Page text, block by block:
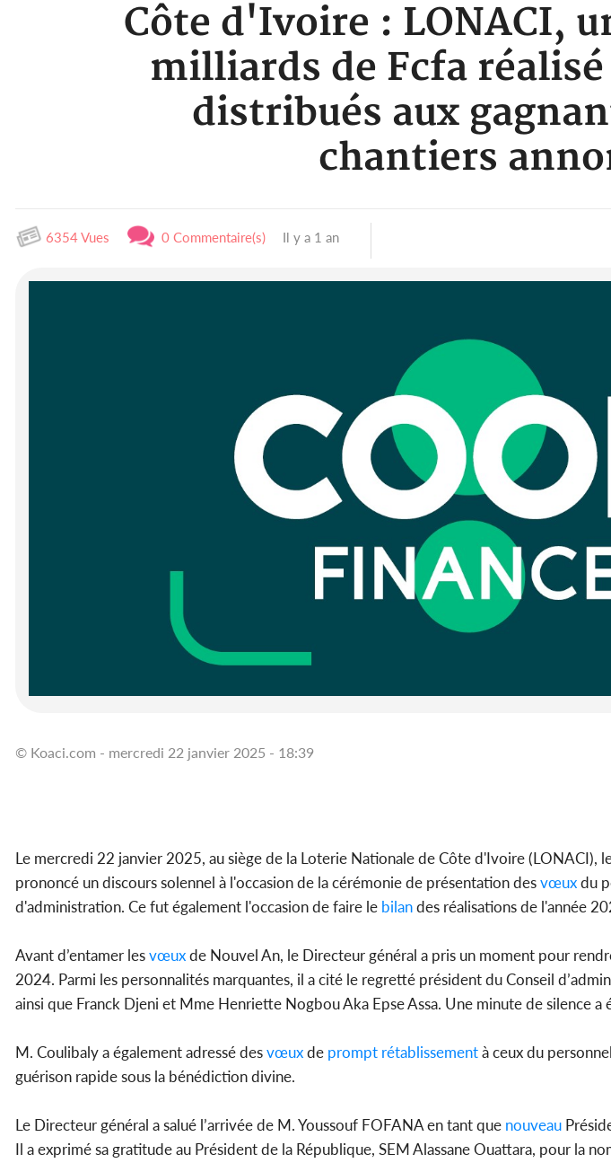
Côte d'Ivoire : LONACI,
milliards de Fcfa
distribués aux
chantiers
6354 Vues 0 Commentaire(s) Il y a 1 an
© Koaci.com - mercredi 22 janvier 2025 - 18:39
Le mercredi 22 janvier 2025, au siège de la Loterie Nationale de Côte d'Ivoire (LONACI),
prononcé un discours solennel à l'occasion de la cérémonie de présentation desvœuxdu
d'administration. Ce fut également l'occasion de faire le bilandes réalisations de l'année
Avant d’entamer lesvœuxde Nouvel An, le Directeur général a pris un moment pour
2024. Parmi les personnalités marquantes, il a cité le regretté président du Conseil
ainsi que Franck Djeni et Mme Henriette Nogbou Aka Epse Assa. Une minute de silence a
M. Coulibaly a également adressé desvœuxde prompt rétablissementà ceux du
guérison rapide sous la bénédiction divine.
Le Directeur général a salué l’arrivée de M. Youssouf FOFANA en tant que nouveau
Il a exprimé sa gratitude au Président de la République, SEM Alassane Ouattara, pour la